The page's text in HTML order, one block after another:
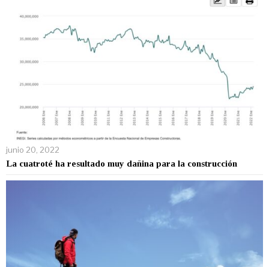
junio 20, 2022
La cuatroté ha resultado muy dañina para la construcción